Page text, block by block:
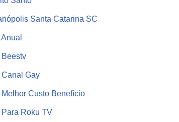
Santa Catarina SC
Anual
Beestv
Canal Gay
Melhor Custo Benefício
Para Roku TV